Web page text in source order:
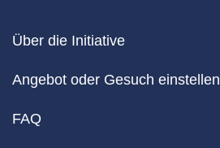
Über die Initiative
Angebot oder Gesuch einstellen
FAQ